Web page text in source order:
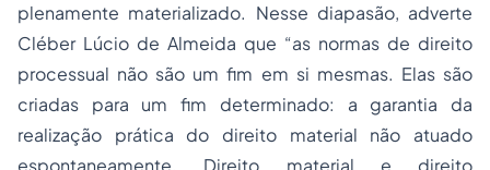
plenamente materializado. Nesse diapasão, adverte
Cléber Lúcio de Almeida que “as normas de direito
processual não são um fim em si mesmas. Elas são
criadas para um fim determinado: a garantia da
realização prática do direito material não atuado
espontaneamente. Direito material e direito